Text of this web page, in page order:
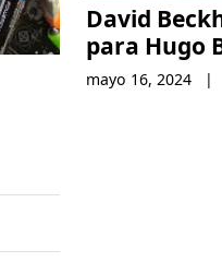
David
para Hugo
mayo 16, 2024 |